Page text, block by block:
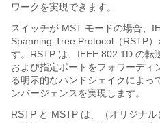
ワークを実現できます。
スイッチが MST モードの場合、
Spanning-Tree Protocol （RSTP
す。RSTP は、IEEE 802.1D の転
および指定ポートをフォワーディ
る明示的なハンドシェイクによっ
ンバージェンスを実現します。
RSTP と MSTP は、（オリジナ